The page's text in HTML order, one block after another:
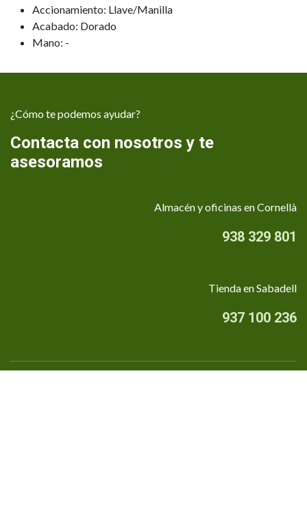
Accionamiento: Llave/Manilla
Acabado: Dorado
Mano: -
¿Cómo te podemos ayudar?
Contacta con nosotros y te
asesoramos
Almacén y oficinas en Cornellà
938 329 801
Tienda en Sabadell
937 100 236